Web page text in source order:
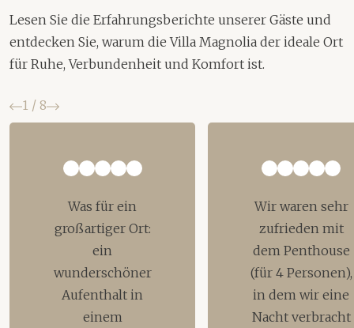
Lesen Sie die Erfahrungsberichte unserer Gäste und
entdecken Sie, warum die Villa Magnolia der ideale Ort
für Ruhe, Verbundenheit und Komfort ist.
Zurück
1 / 8 Weiter
Was für ein
großartiger Ort:
ein
wunderschöner
Aufenthalt in
einem
Wir waren sehr
zufrieden mit
dem Penthouse
(für 4 Personen),
in dem wir eine
Nacht verbracht